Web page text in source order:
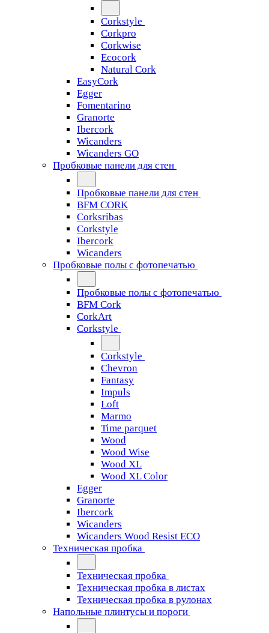
Corkstyle
Corkpro
Corkwise
Ecocork
Natural Cork
EasyCork
Egger
Fomentarino
Granorte
Ibercork
Wicanders
Wicanders GO
Пробковые панели для стен
Пробковые панели для стен
BFM CORK
Corksribas
Corkstyle
Ibercork
Wicanders
Пробковые полы с фотопечатью
Пробковые полы с фотопечатью
BFM Cork
CorkArt
Corkstyle
Corkstyle
Chevron
Fantasy
Impuls
Loft
Marmo
Time parquet
Wood
Wood Wise
Wood XL
Wood XL Color
Egger
Granorte
Ibercork
Wicanders
Wicanders Wood Resist ECO
Техническая пробка
Техническая пробка
Техническая пробка в листах
Техническая пробка в рулонах
Напольные плинтусы и пороги